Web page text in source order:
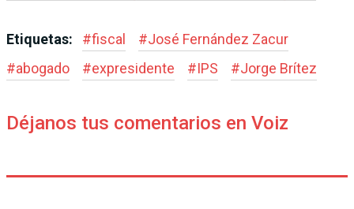
Etiquetas: #fiscal #José Fernández Zacur
#abogado #expresidente #IPS #Jorge Brítez
Déjanos tus comentarios en Voiz